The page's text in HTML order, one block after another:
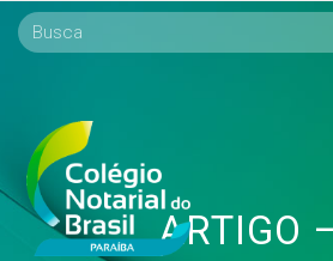
ARTIGO